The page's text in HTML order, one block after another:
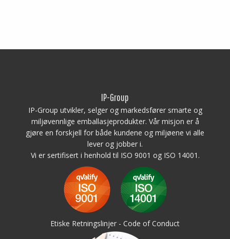
Vekt: 99 kg
Nedfrysing – bruk av
beholdere i fryser:
Bruk av isolerte beholdere til å
fryse innholdet anbefales ikke, da
dette kan føre til strukturelle
skader. Det er forbudt å kaste
frosne varer i isolerte beholdere.
Skader forårsaket av skarpe
kanter og/eller vekten av frosne
gjenstander dekkes ikke av
IP-Group
IP-Group utvikler, selger og markedsfører smarte og
miljøvennlige emballasjeprodukter. Vår misjon er å
gjøre en forskjell for både kundene og miljøene vi alle
lever og jobber i.
Vi er sertifisert i henhold til ISO 9001 og ISO 14001.
Etiske Retningslinjer - Code of Conduct